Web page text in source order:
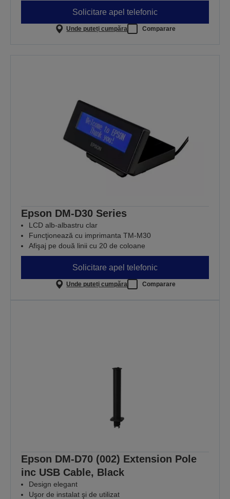
Solicitare apel telefonic
Unde puteți cumpăra Comparare
Epson DM-D30 Series
LCD alb-albastru clar
Funcţionează cu imprimanta TM-M30
Afişaj pe două linii cu 20 de coloane
Solicitare apel telefonic
Unde puteți cumpăra Comparare
Epson DM-D70 (002) Extension Pole
inc USB Cable, Black
Design elegant
Uşor de instalat şi de utilizat